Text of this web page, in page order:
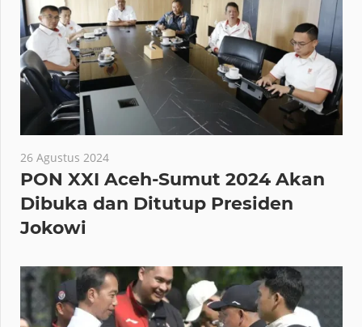
26 Agustus 2024
PON XXI Aceh-Sumut 2024 Akan
Dibuka dan Ditutup Presiden
Jokowi